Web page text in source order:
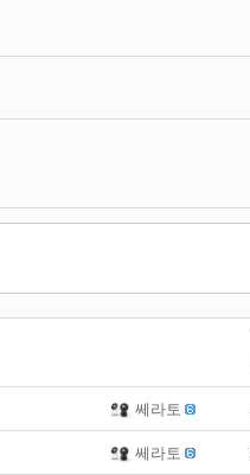
쎄라토
쎄라토